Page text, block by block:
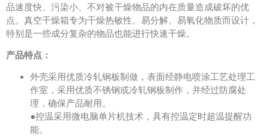
品速度快、污染小、不对被干燥物品的内在质量造成破坏的优
点。真空干燥箱专为干燥热敏性、易分解、易氧化物质而设计，
特别是一些成分复杂的物品也能进行快速干燥。
产品特点：
外壳采用优质冷轧钢板制做，表面经静电喷涂工艺处理工
作室，采用优质不锈钢或冷轧钢板制作，并经过防腐处
理，确保产品耐用。
●控温采用微电脑单片机技术，具有控温定时超温提醒功
能。